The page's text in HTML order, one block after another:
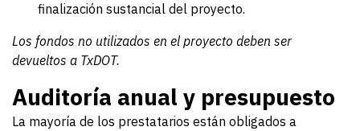
finalización sustancial del proyecto.
Los fondos no utilizados en el proyecto deben ser
devueltos a TxDOT.
Auditoría anual y presupuesto
La mayoría de los prestatarios están obligados a